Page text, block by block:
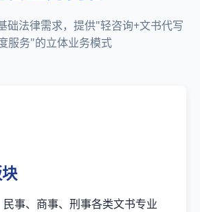
础法律需求，提供"轻咨询+文书代写
服务"的立体业务模式
民事、商事、刑事各类文书专业